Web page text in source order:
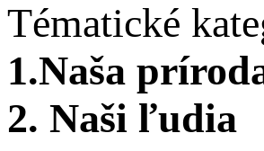
Tématické
1.Naša
2. Naši ľudia